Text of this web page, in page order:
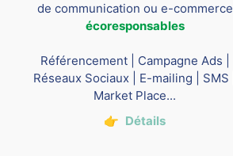
de communication ou e-commerce
écoresponsables
Référencement | Campagne Ads |
Réseaux Sociaux | E-mailing | SMS |
Market Place...
👉 Détails